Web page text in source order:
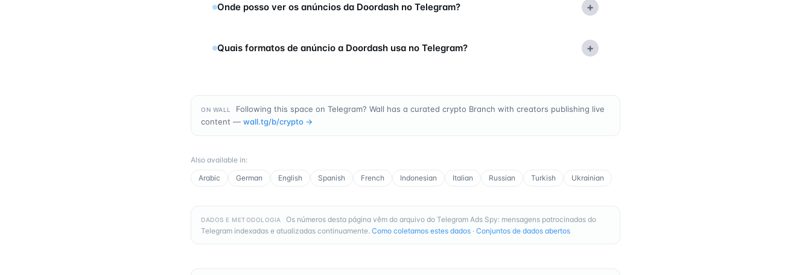
Onde posso ver os anúncios da Doordash no Telegram? +
Quais formatos de anúncio a Doordash usa no Telegram? +
ON WALL
Following this space on Telegram? Wall has a curated crypto Branch with creators publishing live
content — wall.tg/b/crypto →
Also available in:
Arabic
German English Spanish French Indonesian Italian Russian Turkish Ukrainian
DADOS E METODOLOGIA
Os números desta página vêm do arquivo do Telegram Ads Spy: mensagens patrocinadas do
Telegram indexadas e atualizadas continuamente. Como coletamos estes dados · Conjuntos de dados abertos